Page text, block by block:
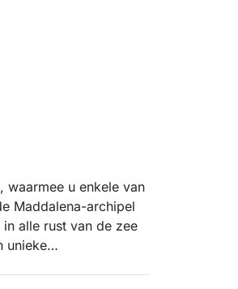
waarmee u enkele van
Maddalena-archipel
alle rust van de zee
unieke